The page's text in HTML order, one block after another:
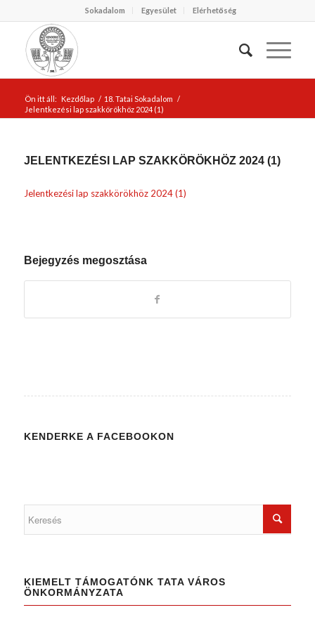
Sokadalom Egyesület Elérhetőség
Ön itt áll: Kezdőlap / 18. Tatai Sokadalom /
Jelentkezési lap szakkörökhöz 2024 (1)
JELENTKEZÉSI LAP SZAKKÖRÖKHÖZ 2024 (1)
Jelentkezési lap szakkörökhöz 2024 (1)
Bejegyzés megosztása
KENDERKE A FACEBOOKON
KIEMELT TÁMOGATÓNK TATA VÁROS
ÖNKORMÁNYZATA